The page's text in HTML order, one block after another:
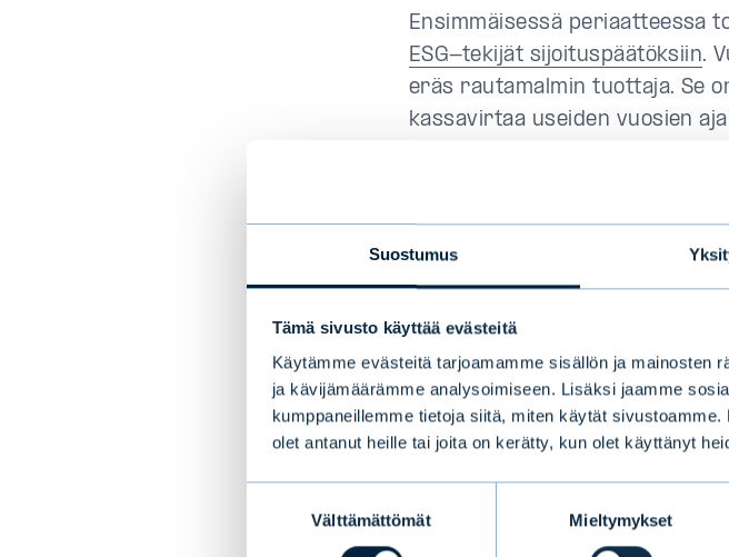
Suostumus
Tämä sivusto käyttää evästeitä
Käytämme evästeitä tarjoamamme sisällön ja mainosten
ja kävijämäärämme analysoimiseen. Lisäksi jaamme
kumppaneillemme tietoja siitä, miten käytät
olet antanut heille tai joita on kerätty, kun olet käyttänyt
Välttämättömät Mieltymykset
Ensimmäisessä periaatteessa
ESG-tekijät sijoituspäätöksiin.
eräs rautamalmin tuottaja. Se
kassavirtaa useiden vuosien
velvoitteet. Tarkoituksena oli
Testasin myös mahdollisten
ympäristön ennallistamiseen
kassavirrat oli huomioitu,
vahvalta.
voimakkaan signaalin